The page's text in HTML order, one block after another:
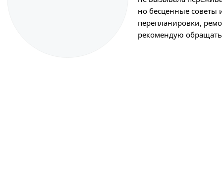
но бесценные советы
перепланировки,
рекомендую